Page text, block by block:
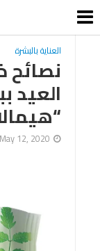
العناية بالبشرة
نصائح
العيد
May 12, 2020